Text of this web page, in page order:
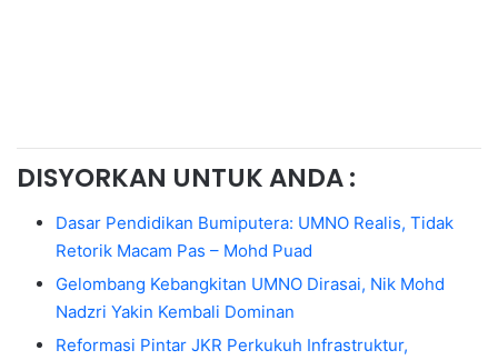
DISYORKAN UNTUK ANDA :
Dasar Pendidikan Bumiputera: UMNO Realis, Tidak
Retorik Macam Pas – Mohd Puad
Gelombang Kebangkitan UMNO Dirasai, Nik Mohd
Nadzri Yakin Kembali Dominan
Reformasi Pintar JKR Perkukuh Infrastruktur,